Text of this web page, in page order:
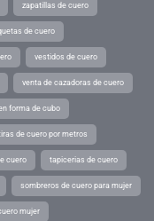
zapatillas de cuero
de cuero
vestidos de cuero
venta de cazadoras de cuero
forma de cubo
de cuero por metros
cuero tapicerias de cuero
sombreros de cuero para mujer
mujer